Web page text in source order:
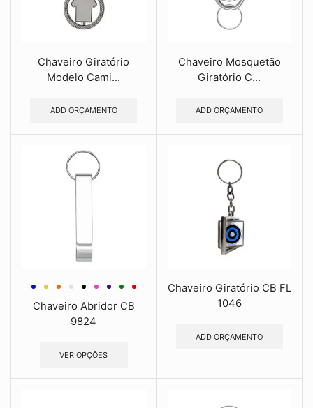
Chaveiro Giratório
Modelo Cami...
ADD ORÇAMENTO
Chaveiro Mosquetão
Giratório C...
ADD ORÇAMENTO
Chaveiro Abridor CB
9824
VER OPÇÕES
Chaveiro Giratório CB FL
1046
ADD ORÇAMENTO